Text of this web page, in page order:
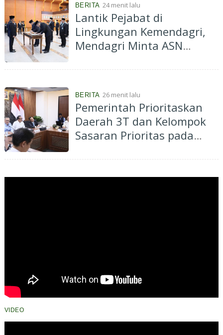
BERITA 24 menit lalu
Lantik Pejabat di
Lingkungan Kemendagri,
Mendagri Minta ASN
BERITA 26 menit lalu
Pemerintah Prioritaskan
Daerah 3T dan Kelompok
Sasaran Prioritas pada
Program MBG
VIDEO